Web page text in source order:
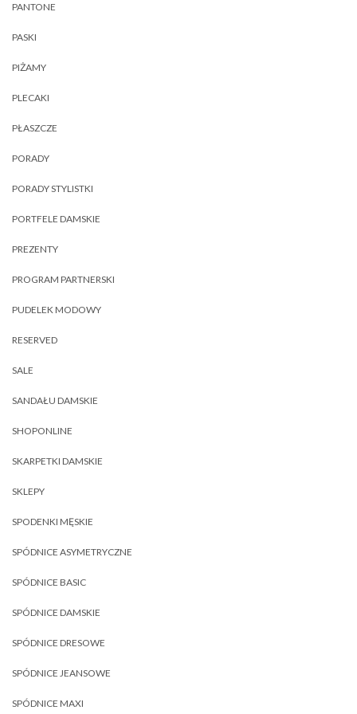
PANTONE
PASKI
PIŻAMY
PLECAKI
PŁASZCZE
PORADY
PORADY STYLISTKI
PORTFELE DAMSKIE
PREZENTY
PROGRAM PARTNERSKI
PUDELEK MODOWY
RESERVED
SALE
SANDAŁU DAMSKIE
SHOPONLINE
SKARPETKI DAMSKIE
SKLEPY
SPODENKI MĘSKIE
SPÓDNICE ASYMETRYCZNE
SPÓDNICE BASIC
SPÓDNICE DAMSKIE
SPÓDNICE DRESOWE
SPÓDNICE JEANSOWE
SPÓDNICE MAXI